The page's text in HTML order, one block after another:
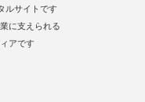
ルサイトです
に支えられる
アです